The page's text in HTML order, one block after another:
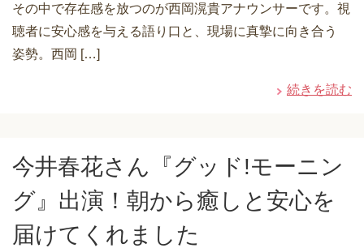
その中で存在感を放つのが西岡滉貴アナウンサーです。視
聴者に安心感を与える語り口と、現場に真摯に向き合う
姿勢。西岡 […]
続きを読む
今井春花さん『グッド!モーニン
グ』出演！朝から癒しと安心を
届けてくれました